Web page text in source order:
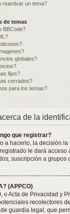
reactivar un tema?
de temas
BBCode?
globales?
fijos?
cerrados?
para los temas?
de la
que registrar?
a hacerlo, la decisión
le dará
suscripción a grupos
(APPCO)
o Acta de Privacidad y
recolectores
guardia legal, que